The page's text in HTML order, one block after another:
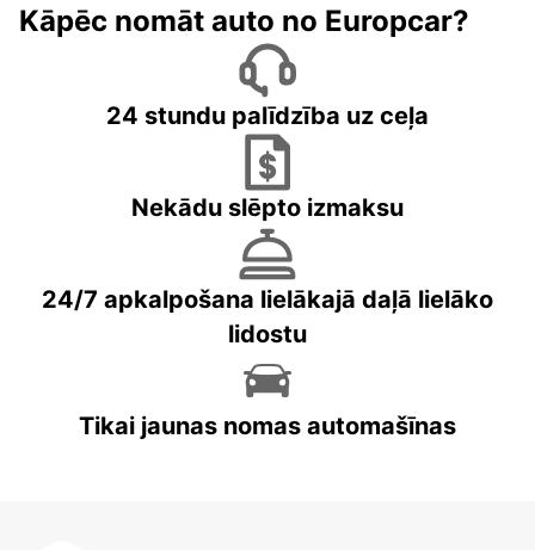
Kāpēc nomāt auto no Europcar?
24 stundu palīdzība uz ceļa
Nekādu slēpto izmaksu
24/7 apkalpošana lielākajā daļā lielāko
lidostu
Tikai jaunas nomas automašīnas